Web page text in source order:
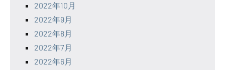
2022年10月
2022年9月
2022年8月
2022年7月
2022年6月